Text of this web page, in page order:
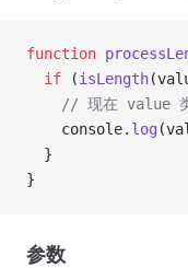
function
  if
(isLength
// 现在 value
    console.
log
  }
}
参数